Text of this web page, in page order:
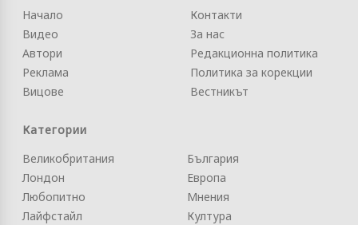
Начало
Видео
Автори
Реклама
Вицове
Контакти
За нас
Редакционна политика
Политика за корекции
Вестникът
Категории
Великобритания
Лондон
Любопитно
Лайфстайл
България
Европа
Мнения
Култура